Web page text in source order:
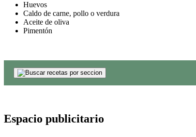
Huevos
Caldo de carne, pollo o verdura
Aceite de oliva
Pimentón
Espacio publicitario